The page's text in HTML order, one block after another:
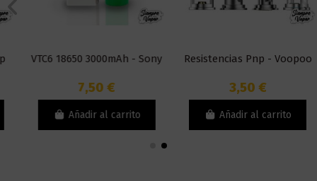
VTC6 18650 3000mAh - Sony
7,50 €
Añadir al carrito
Resistencias Pnp - Voopoo
3,50 €
Añadir al carrito